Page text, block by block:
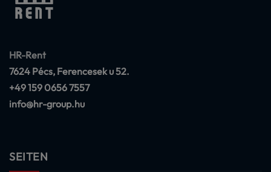
HR-Rent
7624 Pécs, Ferencesek u 52.
+49 159 0656 7557
info@hr-group.hu
SEITEN